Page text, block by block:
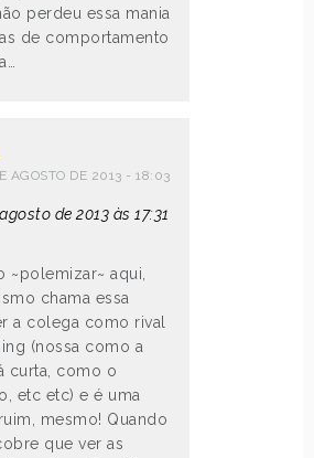
perdeu essa mania
de comportamento
AGOSTO DE 2013 - 18:03
de 2013 às 17:31
~polemizar~ aqui,
chama essa
a colega como rival
(nossa como a
curta, como o
etc etc) e é uma
mesmo! Quando
que ver as